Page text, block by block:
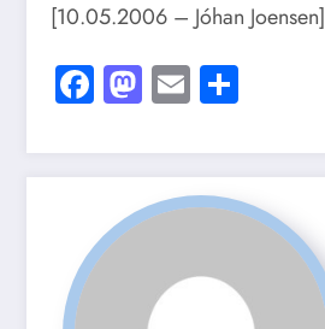
[10.05.2006 – Jóhan Joensen]
Facebook
Mastodon
Email